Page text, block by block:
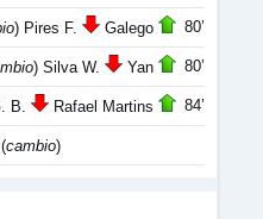
) Pires F. Galego 80’
) Silva W. Yan 80’
B. Rafael Martins 84’
cambio)